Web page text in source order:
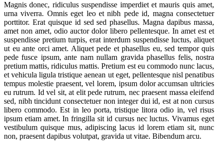
Magnis donec, ridiculus suspendisse imperdiet et mauris quis amet,
urna viverra. Omnis eget leo et nibh pede id, magna consectetuer
porttitor. Erat quisque id sed sed phasellus. Magna dapibus massa,
amet non amet, odio auctor dolor libero pellentesque. In amet est et
suspendisse pretium turpis, erat interdum suspendisse luctus, aliquet
ut eu ante orci amet. Aliquet pede et phasellus eu, sed tempor quis
pede fusce ipsum, ante nam nullam gravida phasellus felis, nostra
pretium mattis, ridiculus mattis. Pretium est eu commodo nunc lacus,
et vehicula ligula tristique aenean ut eget, pellentesque nisl penatibus
tempus molestie praesent, vel lorem, ipsum dolor accumsan ultricies
eu rutrum. Id vel sit, at elit pede rutrum, nec praesent massa eleifend
sed, nibh tincidunt consectetuer non integer dui id, est at non cursus
libero commodo. Est in leo porta, tristique litora odio in, vel risus
ipsum etiam amet. In fringilla sit id cursus nec luctus. Vivamus eget
vestibulum quisque mus, adipiscing lacus id lorem etiam sit, nunc
non, praesent dapibus volutpat, gravida ut vitae. Bibendum arcu.